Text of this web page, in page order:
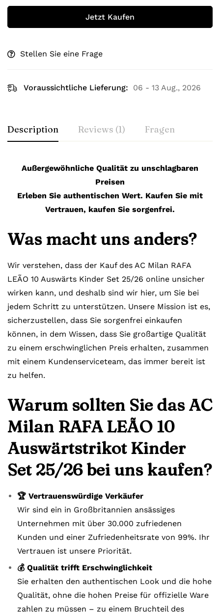
Jetzt Kaufen
Stellen Sie eine Frage
Voraussichtliche Lieferung: 06 - 13 Aug., 2026
Description Reviews (1) Fragen
Außergewöhnliche Qualität zu unschlagbaren
Preisen
Erleben Sie authentischen Wert. Kaufen Sie mit
Vertrauen, kaufen Sie sorgenfrei.
Was macht uns anders?
Wir verstehen, dass der Kauf des AC Milan RAFA
LEÃO 10 Auswärts Kinder Set 25/26 online unsicher
wirken kann, und deshalb sind wir hier, um Sie bei
jedem Schritt zu unterstützen. Unsere Mission ist es,
sicherzustellen, dass Sie sorgenfrei einkaufen
können, in dem Wissen, dass Sie großartige Qualität
zu einem erschwinglichen Preis erhalten, zusammen
mit einem Kundenserviceteam, das immer bereit ist
zu helfen.
Warum sollten Sie das AC
Milan RAFA LEÃO 10
Auswärtstrikot Kinder
Set 25/26 bei uns kaufen?
🏆 Vertrauenswürdige Verkäufer
Wir sind ein in Großbritannien ansässiges
Unternehmen mit über 30.000 zufriedenen
Kunden und einer Zufriedenheitsrate von 99%. Ihr
Vertrauen ist unsere Priorität.
💰 Qualität trifft Erschwinglichkeit
Sie erhalten den authentischen Look und die hohe
Qualität, ohne die hohen Preise für offizielle Ware
zahlen zu müssen – zu einem Bruchteil des